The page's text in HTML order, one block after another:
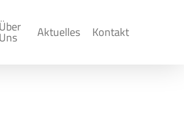
Über
Uns Aktuelles Kontakt